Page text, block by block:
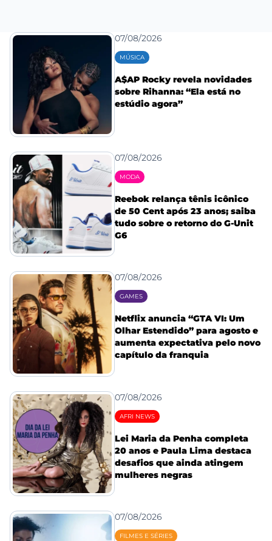
07/08/2026
MÚSICA
A$AP Rocky revela novidades
sobre Rihanna: “Ela está no
estúdio agora”
07/08/2026
MODA
Reebok relança tênis icônico
de 50 Cent após 23 anos; saiba
tudo sobre o retorno do G-Unit
G6
07/08/2026
GAMES
Netflix anuncia “GTA VI: Um
Olhar Estendido” para agosto e
aumenta expectativa pelo novo
capítulo da franquia
07/08/2026
AFRI NEWS
Lei Maria da Penha completa
20 anos e Paula Lima destaca
desafios que ainda atingem
mulheres negras
07/08/2026
FILMES E SÉRIES